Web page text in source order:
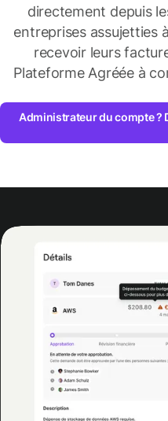
directement depuis
entreprises assujetties
recevoir leurs
Plateforme Agréée à
Administrateur du compte ?